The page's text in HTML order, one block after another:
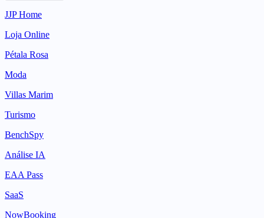
JJP Home
Loja Online
Pétala Rosa
Moda
Villas Marim
Turismo
BenchSpy
Análise IA
EAA Pass
SaaS
NowBooking